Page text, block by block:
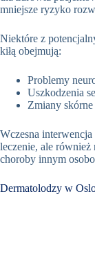
mniejsze ryzyko
Niektóre z
kiłą obejmują:
Problemy
Uszkodzenia
Zmiany skórne
Wczesna
leczenie, ale
choroby innym
Dermatolodzy w